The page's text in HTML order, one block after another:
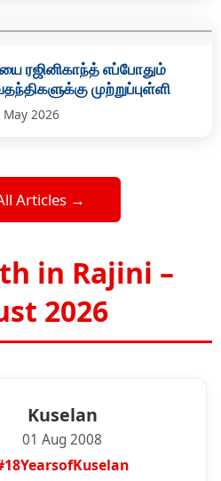
ரஜினிகாந்த் எப்போதும்
முற்றுப்புள்ளி
May 2026
Articles →
in Rajini –
2026
Kuselan
01 Aug 2008